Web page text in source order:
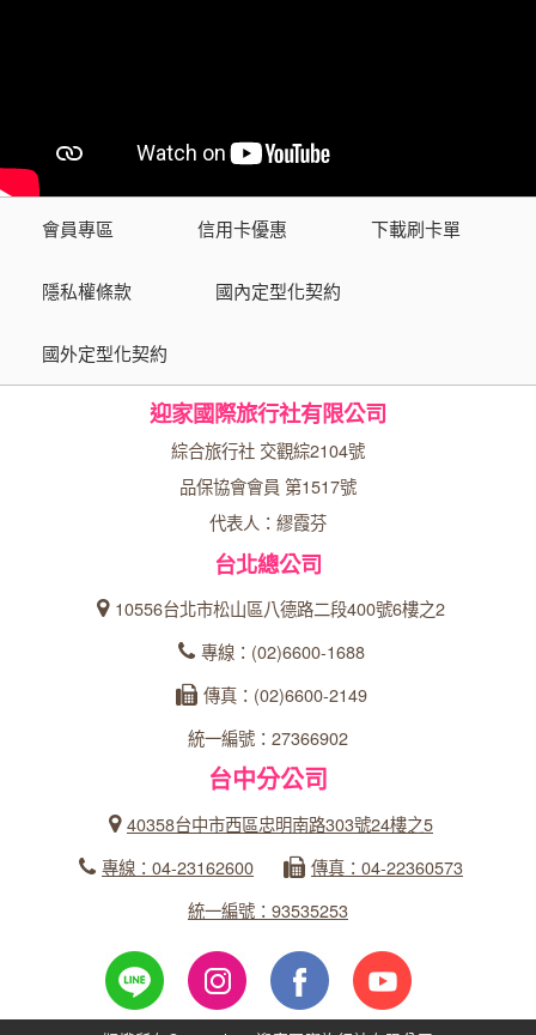
會員專區 信用卡優惠 下載刷卡單
隱私權條款 國內定型化契約
國外定型化契約
迎家國際旅行社有限公司
綜合旅行社 交觀綜2104號
品保協會會員 第1517號
代表人：繆霞芬
台北總公司
10556台北市松山區八德路二段400號6樓之2
專線：(02)6600-1688
傳真：(02)6600-2149
統一編號：27366902
台中分公司
40358台中市西區忠明南路303號24樓之5
專線：04-23162600
傳真：04-22360573
統一編號：93535253